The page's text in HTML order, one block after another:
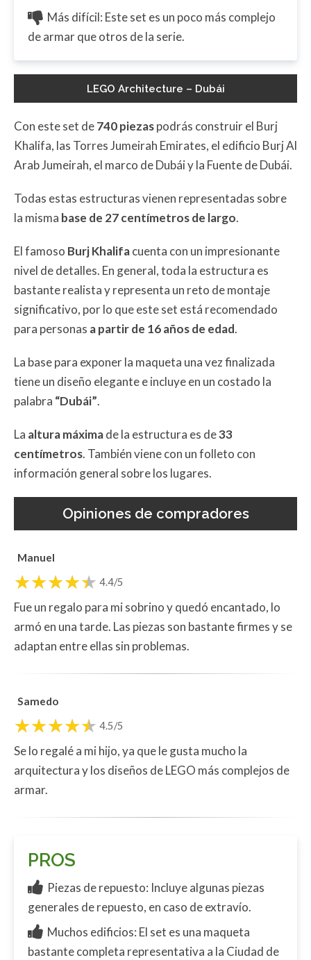
Más difícil: Este set es un poco más complejo
de armar que otros de la serie.
LEGO Architecture – Dubái
Con este set de740 piezaspodrás construir el Burj
Khalifa, las Torres Jumeirah Emirates, el edificio Burj Al
Arab Jumeirah, el marco de Dubái y la Fuente de Dubái.
Todas estas estructuras vienen representadas sobre
la misma base de 27 centímetros de largo.
El famoso Burj Khalifacuenta con un impresionante
nivel de detalles. En general, toda la estructura es
bastante realista y representa un reto de montaje
significativo, por lo que este set está recomendado
para personas a partir de 16 años de edad.
La base para exponer la maqueta una vez finalizada
tiene un diseño elegante e incluye en un costado la
palabra “Dubái”.
La altura máximade la estructura es de33
centímetros. También viene con un folleto con
información general sobre los lugares.
Opiniones de compradores
Manuel
4.4/5
Fue un regalo para mi sobrino y quedó encantado, lo
armó en una tarde. Las piezas son bastante firmes y se
adaptan entre ellas sin problemas.
Samedo
4.5/5
Se lo regalé a mi hijo, ya que le gusta mucho la
arquitectura y los diseños de LEGO más complejos de
armar.
PROS
Piezas de repuesto: Incluye algunas piezas
generales de repuesto, en caso de extravío.
Muchos edificios: El set es una maqueta
bastante completa representativa a la Ciudad de